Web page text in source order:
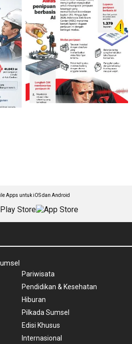
Apps untuk iOS dan Android
Pariwisata
Pendidikan & Kesehatan
Hiburan
Pilkada Sumsel
Edisi Khusus
Internasional